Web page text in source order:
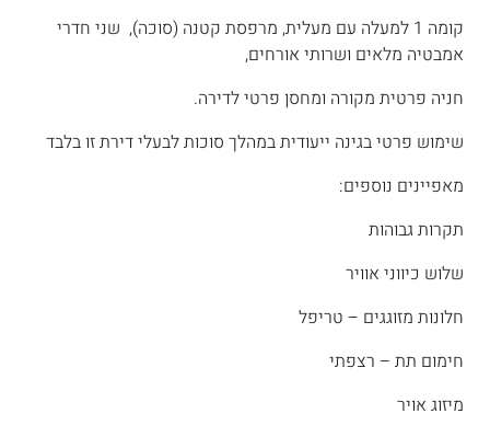
קומה 1 למעלה עם מעלית, מרפסת קטנה (סוכה), שני חדרי
אמבטיה מלאים ושרותי אורחים,
חניה פרטית מקורה ומחסן פרטי לדירה.
שימוש פרטי בגינה ייעודית במהלך סוכות לבעלי דירת זו בלבד
מאפיינים נוספים:
תקרות גבוהות
שלוש כיווני אוויר
חלונות מזוגגים – טריפל
חימום תת – רצפתי
מיזוג אויר